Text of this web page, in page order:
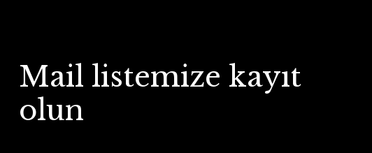
Mail listemize kayıt
olun